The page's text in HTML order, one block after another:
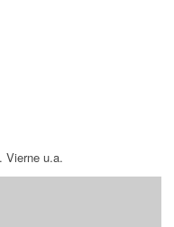
Vierne u.a.